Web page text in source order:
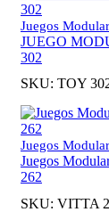
Juegos
JUEGO
302
SKU: TOY
Juegos
Juegos
262
SKU: VITTA